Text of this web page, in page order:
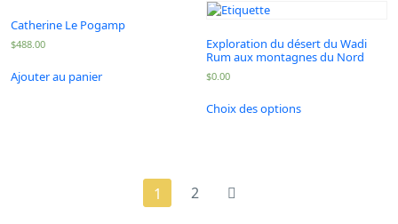
Catherine Le Pogamp
$488.00
Ajouter au panier
Exploration du désert du Wadi
Rum aux montagnes du Nord
$0.00
Choix des options
1 2